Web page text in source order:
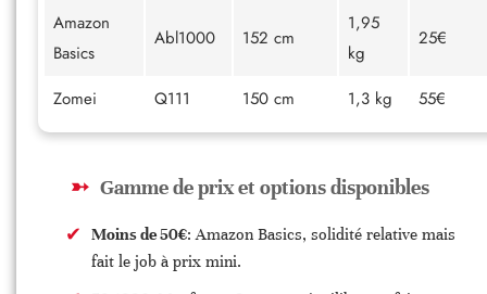
Amazon
Basics
Abl1000 152 cm
1,95
kg
25€
Zomei Q111 150 cm 1,3 kg 55€
Gamme de prix et options disponibles
Moins de 50€: Amazon Basics, solidité relative mais
fait le job à prix mini.